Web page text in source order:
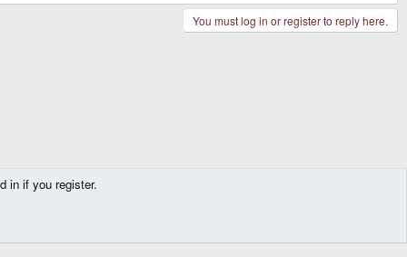
You must log in or register to reply here.
in if you register.